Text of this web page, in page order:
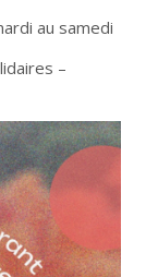
au samedi
–